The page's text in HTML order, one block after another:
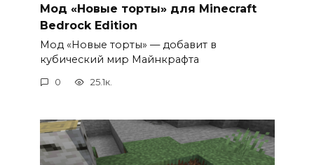
Мод «Новые торты» для Minecraft
Bedrock Edition
Мод «Новые торты» — добавит в
кубический мир Майнкрафта
0 25.1к.